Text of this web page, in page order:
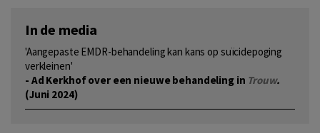
In de media
'Aangepaste EMDR-behandeling kan kans op suïcidepoging
verkleinen'
- Ad Kerkhof over een nieuwe behandeling in Trouw.
(Juni 2024)